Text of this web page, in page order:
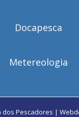
Docapesca
Metereologia
dos Pescadores |